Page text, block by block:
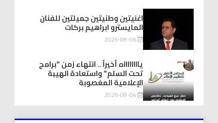
اغنيتين وطنيتين جميلتين للفنان
المايسترو ابراهيم بركات
2026-08-06
يااااااااه أخيراً .. انتهاء زمن “برامج
تحت السلم” واستعادة الهيبة
الإعلامية المغصوبة
2026-08-04